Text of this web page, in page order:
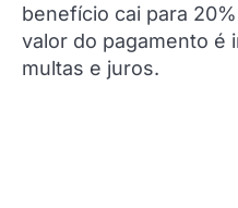
benefício cai para
valor do pagamento é
multas e juros.